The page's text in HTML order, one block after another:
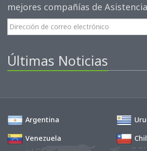
mejores compañías de
Últimas Noticias
Argentina
Venezuela